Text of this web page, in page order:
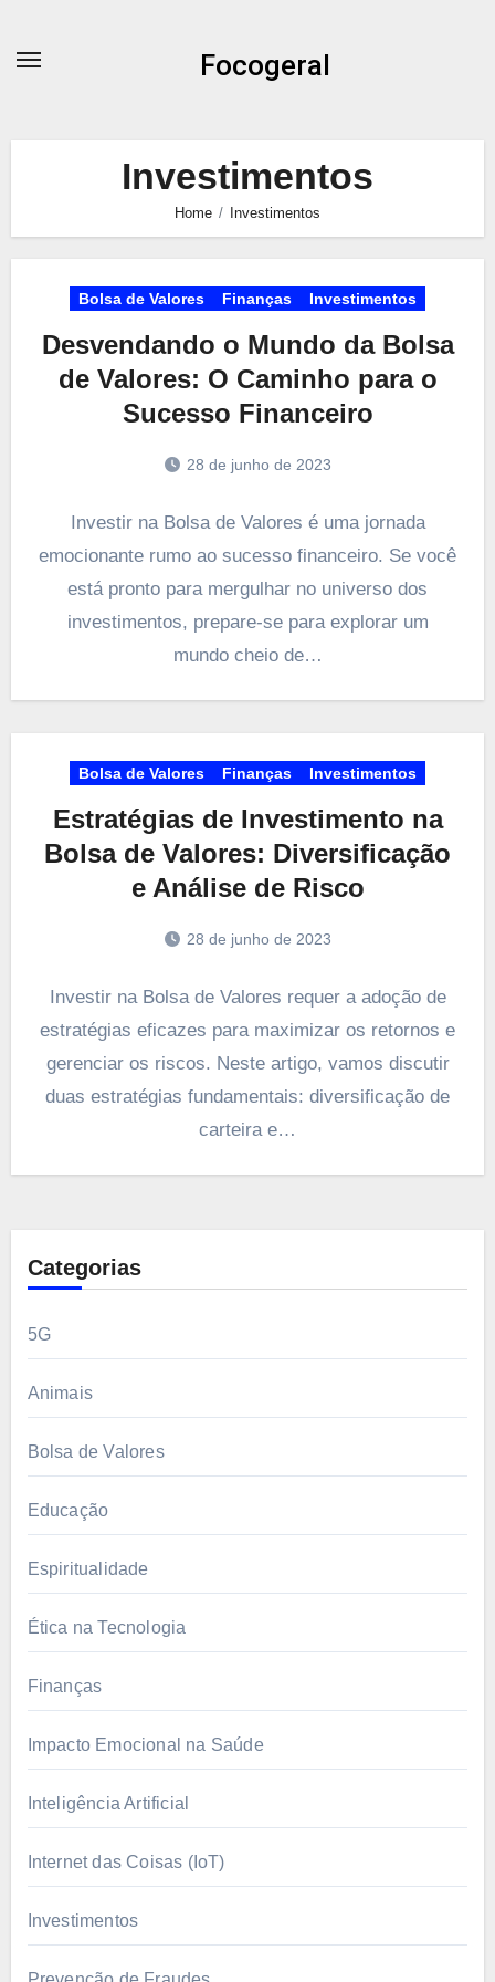
Focogeral
Investimentos
Home Investimentos
Bolsa de Valores Finanças Investimentos
Desvendando o Mundo da Bolsa
de Valores: O Caminho para o
Sucesso Financeiro
28 de junho de 2023
Investir na Bolsa de Valores é uma jornada
emocionante rumo ao sucesso financeiro. Se você
está pronto para mergulhar no universo dos
investimentos, prepare-se para explorar um
mundo cheio de…
Bolsa de Valores Finanças Investimentos
Estratégias de Investimento na
Bolsa de Valores: Diversificação
e Análise de Risco
28 de junho de 2023
Investir na Bolsa de Valores requer a adoção de
estratégias eficazes para maximizar os retornos e
gerenciar os riscos. Neste artigo, vamos discutir
duas estratégias fundamentais: diversificação de
carteira e…
Categorias
5G
Animais
Bolsa de Valores
Educação
Espiritualidade
Ética na Tecnologia
Finanças
Impacto Emocional na Saúde
Inteligência Artificial
Internet das Coisas (IoT)
Investimentos